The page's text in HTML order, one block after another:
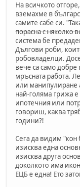
На всичкото
вземахме в
самите сабе си.
порасна с няколко
система бе
Дългови роби,
робовладелци.
вече са само добре
мръсната работа.
или манипулиране
най-голяма грижа
ипотечния или
говориш, каква
години?!
Сега да видим "кон
изисква една
изисква друга
доколкото има
ЕЦБ е една! Ето